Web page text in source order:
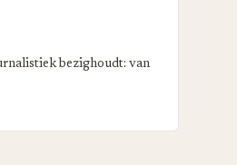
bezighoudt: van